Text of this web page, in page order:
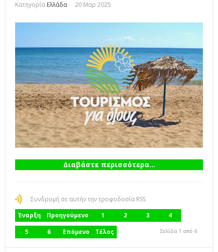
Κατηγορία Ελλάδα 20 Μαρ 2025
Διαβάστε περισσότερα...
Συνδρομή σε αυτήν την τροφοδοσία RSS
Έναρξη
Προηγούμενο 1 2 3
4
5
6 Επόμενο Τέλος Σελίδα 1 από 6